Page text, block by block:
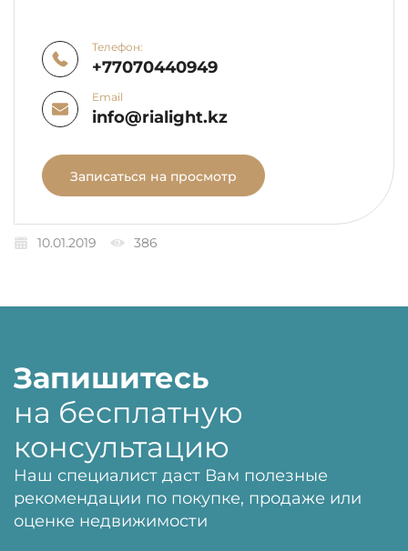
Телефон:
+77070440949
Email
info@rialight.kz
Записаться на просмотр
10.01.2019 386
Запишитесь
на бесплатную
консультацию
Наш специалист даст Вам полезные
рекомендации по покупке, продаже или
оценке недвижимости